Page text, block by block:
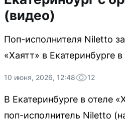
(видео)
Поп-исполнителя Niletto
«Хаятт» в Екатеринбурге
10 июня, 2026, 12:48 12
В Екатеринбурге в отеле
поп-исполнитель Niletto